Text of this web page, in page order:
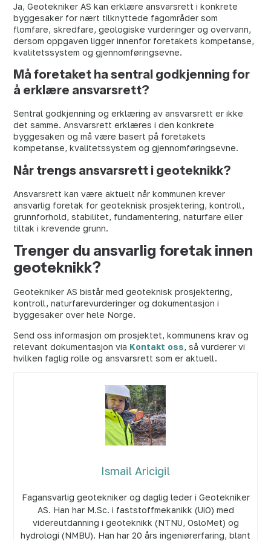
Ja, Geotekniker AS kan erklære ansvarsrett i konkrete
byggesaker for nært tilknyttede fagområder som
flomfare, skredfare, geologiske vurderinger og overvann,
dersom oppgaven ligger innenfor foretakets kompetanse,
kvalitetssystem og gjennomføringsevne.
Må foretaket ha sentral godkjenning for
å erklære ansvarsrett?
Sentral godkjenning og erklæring av ansvarsrett er ikke
det samme. Ansvarsrett erklæres i den konkrete
byggesaken og må være basert på foretakets
kompetanse, kvalitetssystem og gjennomføringsevne.
Når trengs ansvarsrett i geoteknikk?
Ansvarsrett kan være aktuelt når kommunen krever
ansvarlig foretak for geoteknisk prosjektering, kontroll,
grunnforhold, stabilitet, fundamentering, naturfare eller
tiltak i krevende grunn.
Trenger du ansvarlig foretak innen
geoteknikk?
Geotekniker AS bistår med geoteknisk prosjektering,
kontroll, naturfarevurderinger og dokumentasjon i
byggesaker over hele Norge.
Send oss informasjon om prosjektet, kommunens krav og
relevant dokumentasjon via Kontakt oss, så vurderer vi
hvilken faglig rolle og ansvarsrett som er aktuell.
Ismail Aricigil
Fagansvarlig geotekniker og daglig leder i Geotekniker
AS. Han har M.Sc. i faststoffmekanikk (UiO) med
videreutdanning i geoteknikk (NTNU, OsloMet) og
hydrologi (NMBU). Han har 20 års ingeniørerfaring, blant